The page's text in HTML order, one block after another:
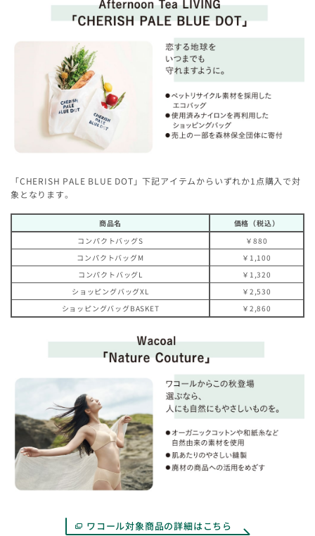
「CHERISH PALE BLUE DOT」下記アイテムからいずれか1点購入で対
象となります。
商品名
価格（税込）
コンパクトバッグS
￥880
コンパクトバッグM
￥1,100
コンパクトバッグL
￥1,320
ショッピングバッグXL
￥2,530
ショッピングバッグBASKET
￥2,860
ワコール対象商品の詳細はこちら